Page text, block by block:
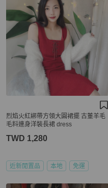
烈焰火紅綁帶方領大圓裙擺 古董羊毛
毛料連身洋裝長裙 dress
TWD 1,280
近新閒置品 本地 免運